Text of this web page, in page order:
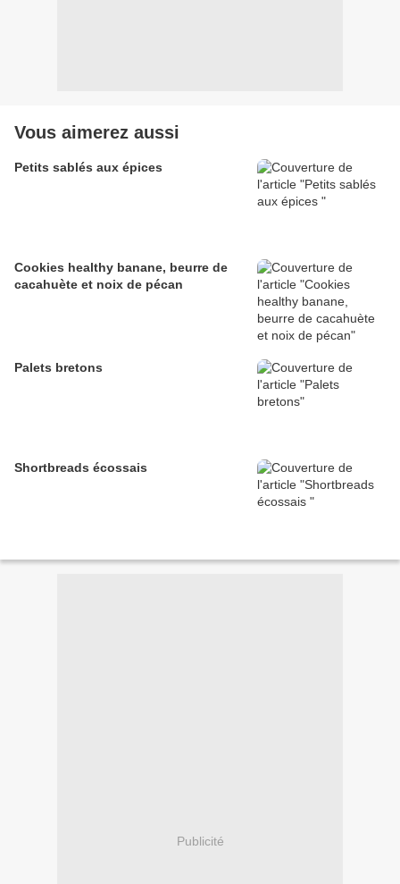
Vous aimerez aussi
Petits sablés aux épices
Cookies healthy banane, beurre de
cacahuète et noix de pécan
Palets bretons
Shortbreads écossais
Publicité